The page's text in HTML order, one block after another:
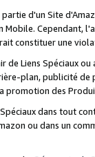
d'un Site
Cependant,
constituer une
de Liens Spéciaux
plan, publicité
promotion des
dans tout
ou dans un